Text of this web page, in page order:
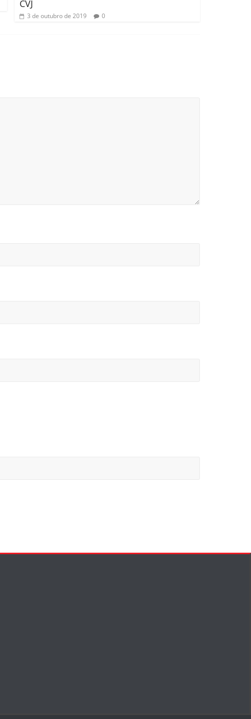
CVJ
3 de outubro de 2019 0